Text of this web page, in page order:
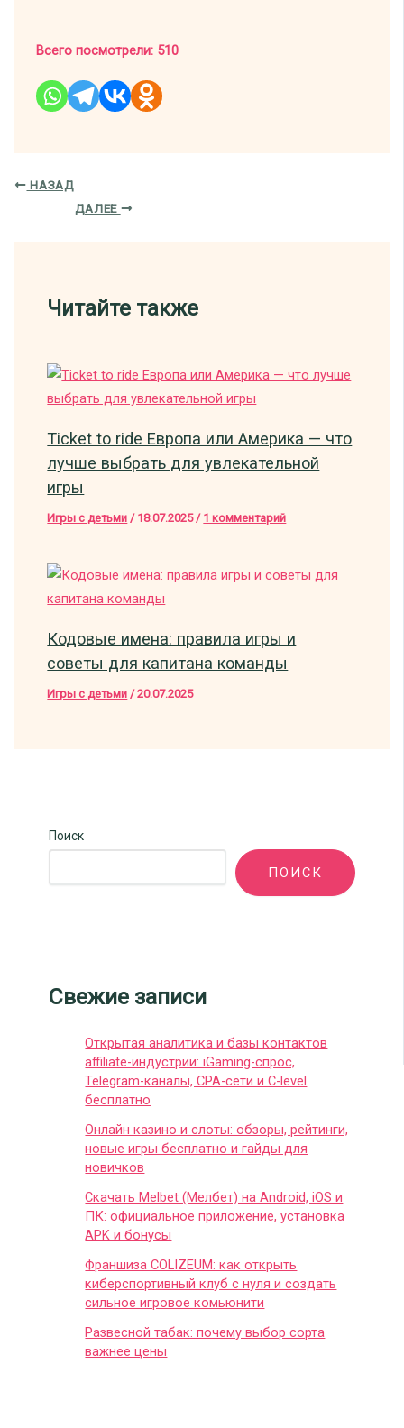
Всего посмотрели: 510
НАЗАД
ДАЛЕЕ
Читайте также
Ticket to ride Европа или Америка — что
лучше выбрать для увлекательной
игры
Игры с детьми / 18.07.2025/ 1 комментарий
Кодовые имена: правила игры и
советы для капитана команды
Игры с детьми /20.07.2025
Поиск
ПОИСК
Свежие записи
Открытая аналитика и базы контактов
affiliate-индустрии: iGaming-спрос,
Telegram-каналы, CPA-сети и C-level
бесплатно
Онлайн казино и слоты: обзоры, рейтинги,
новые игры бесплатно и гайды для
новичков
Скачать Melbet (Мелбет) на Android, iOS и
ПК: официальное приложение, установка
APK и бонусы
Франшиза COLIZEUM: как открыть
киберспортивный клуб с нуля и создать
сильное игровое комьюнити
Развесной табак: почему выбор сорта
важнее цены